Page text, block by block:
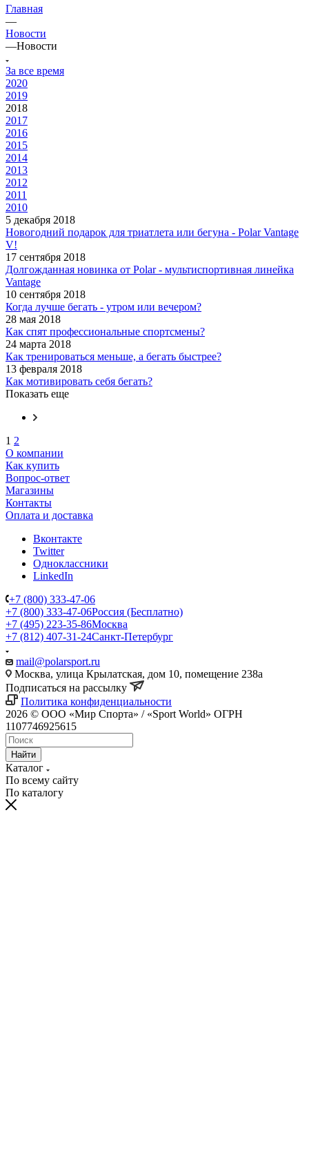
Главная
—
Новости
—Новости
За все время
2020
2019
2018
2017
2016
2015
2014
2013
2012
2011
2010
5 декабря 2018
Новогодний подарок для триатлета или бегуна - Polar Vantage
V!
17 сентября 2018
Долгожданная новинка от Polar - мультиспортивная линейка
Vantage
10 сентября 2018
Когда лучше бегать - утром или вечером?
28 мая 2018
Как спят профессиональные спортсмены?
24 марта 2018
Как тренироваться меньше, а бегать быстрее?
13 февраля 2018
Как мотивировать себя бегать?
Показать еще
1 2
О компании
Как купить
Вопрос-ответ
Магазины
Контакты
Оплата и доставка
Вконтакте
Twitter
Одноклассники
LinkedIn
+7 (800) 333-47-06
+7 (800) 333-47-06Россия (Бесплатно)
+7 (495) 223-35-86Москва
+7 (812) 407-31-24Санкт-Петербург
mail@polarsport.ru
Москва, улица Крылатская, дом 10, помещение 238а
Подписаться на рассылку
Политика конфиденциальности
2026 © ООО «Мир Спорта» / «Sport World» ОГРН
1107746925615
Найти
Каталог
По всему сайту
По каталогу